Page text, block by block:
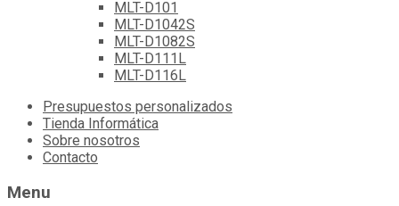
MLT-D101
MLT-D1042S
MLT-D1082S
MLT-D111L
MLT-D116L
Skip
content
Presupuestos personalizados
Tienda Informática
Sobre nosotros
Contacto
Menu